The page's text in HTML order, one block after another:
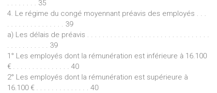
. . . . . . . . 35
4. Le régime du congé moyennant préavis des employés . . .
. . . . . . . . . . . . . . . 39
a) Les délais de préavis . . . . . . . . . . . . . . . . . . . . . . . . . . . . . . . .
. . . . . . . . . . . 39
1° Les employés dont la rémunération est inférieure à 16.100
€ . . . . . . . . . . . . . . . 40
2° Les employés dont la rémunération est supérieure à
16.100 € . . . . . . . . . . . . . . 40